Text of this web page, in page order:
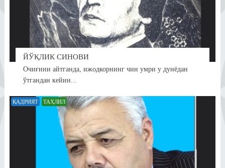
ЙЎҚЛИК СИНОВИ
Очиғини айтганда, ижодкорнинг чин умри у дунёдан
ўтгандан кейин...
ҚАДРИЯТ ТАҲЛИЛ